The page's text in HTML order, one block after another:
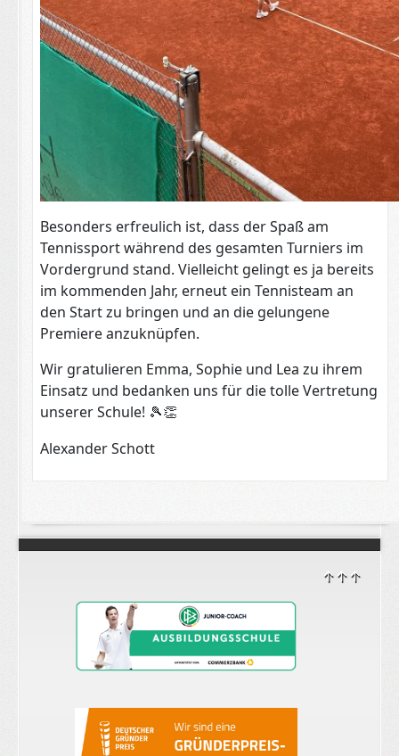
↑↑↑
Besonders erfreulich ist, dass der Spaß am
Tennissport während des gesamten Turniers im
Vordergrund stand. Vielleicht gelingt es ja bereits
im kommenden Jahr, erneut ein Tennisteam an
den Start zu bringen und an die gelungene
Premiere anzuknüpfen.
Wir gratulieren Emma, Sophie und Lea zu ihrem
Einsatz und bedanken uns für die tolle Vertretung
unserer Schule! 🎾👏
Alexander Schott